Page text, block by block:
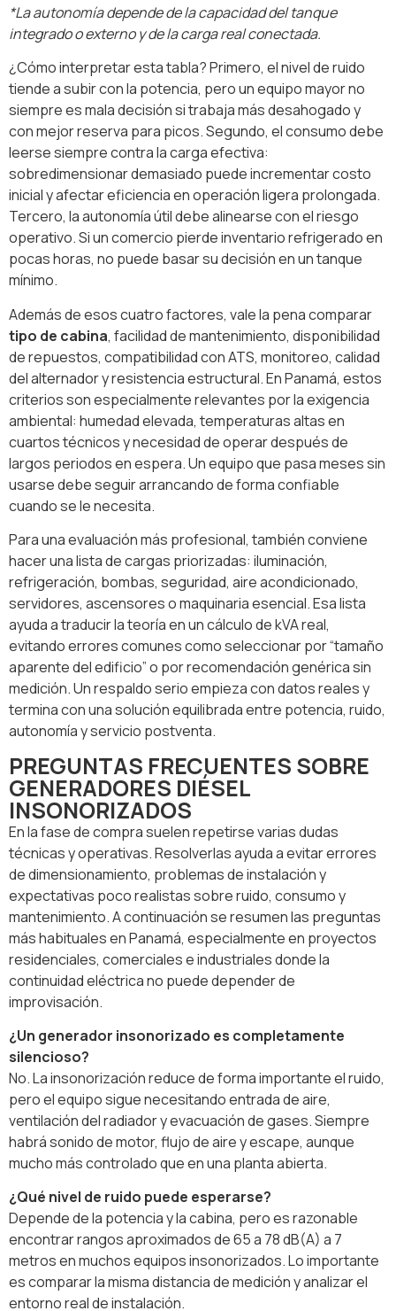
*La autonomía depende de la capacidad del tanque
integrado o externo y de la carga real conectada.
¿Cómo interpretar esta tabla? Primero, el nivel de ruido
tiende a subir con la potencia, pero un equipo mayor no
siempre es mala decisión si trabaja más desahogado y
con mejor reserva para picos. Segundo, el consumo debe
leerse siempre contra la carga efectiva:
sobredimensionar demasiado puede incrementar costo
inicial y afectar eficiencia en operación ligera prolongada.
Tercero, la autonomía útil debe alinearse con el riesgo
operativo. Si un comercio pierde inventario refrigerado en
pocas horas, no puede basar su decisión en un tanque
mínimo.
Además de esos cuatro factores, vale la pena comparar
tipo de cabina, facilidad de mantenimiento, disponibilidad
de repuestos, compatibilidad con ATS, monitoreo, calidad
del alternador y resistencia estructural. En Panamá, estos
criterios son especialmente relevantes por la exigencia
ambiental: humedad elevada, temperaturas altas en
cuartos técnicos y necesidad de operar después de
largos periodos en espera. Un equipo que pasa meses sin
usarse debe seguir arrancando de forma confiable
cuando se le necesita.
Para una evaluación más profesional, también conviene
hacer una lista de cargas priorizadas: iluminación,
refrigeración, bombas, seguridad, aire acondicionado,
servidores, ascensores o maquinaria esencial. Esa lista
ayuda a traducir la teoría en un cálculo de kVA real,
evitando errores comunes como seleccionar por “tamaño
aparente del edificio” o por recomendación genérica sin
medición. Un respaldo serio empieza con datos reales y
termina con una solución equilibrada entre potencia, ruido,
autonomía y servicio postventa.
PREGUNTAS FRECUENTES SOBRE
GENERADORES DIÉSEL
INSONORIZADOS
En la fase de compra suelen repetirse varias dudas
técnicas y operativas. Resolverlas ayuda a evitar errores
de dimensionamiento, problemas de instalación y
expectativas poco realistas sobre ruido, consumo y
mantenimiento. A continuación se resumen las preguntas
más habituales en Panamá, especialmente en proyectos
residenciales, comerciales e industriales donde la
continuidad eléctrica no puede depender de
improvisación.
¿Un generador insonorizado es completamente
silencioso?
No. La insonorización reduce de forma importante el ruido,
pero el equipo sigue necesitando entrada de aire,
ventilación del radiador y evacuación de gases. Siempre
habrá sonido de motor, flujo de aire y escape, aunque
mucho más controlado que en una planta abierta.
¿Qué nivel de ruido puede esperarse?
Depende de la potencia y la cabina, pero es razonable
encontrar rangos aproximados de 65 a 78 dB(A) a 7
metros en muchos equipos insonorizados. Lo importante
es comparar la misma distancia de medición y analizar el
entorno real de instalación.